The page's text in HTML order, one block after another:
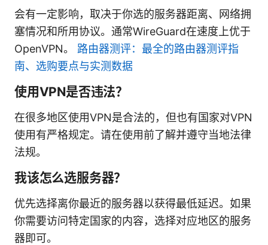
会有一定影响，取决于你选的服务器距离、网络拥
塞情况和所用协议。通常WireGuard在速度上优于
OpenVPN。 路由器测评：最全的路由器测评指
南、选购要点与实测数据
使用VPN是否违法？
在很多地区使用VPN是合法的，但也有国家对VPN
使用有严格规定。请在使用前了解并遵守当地法律
法规。
我该怎么选服务器？
优先选择离你最近的服务器以获得最低延迟。如果
你需要访问特定国家的内容，选择对应地区的服务
器即可。